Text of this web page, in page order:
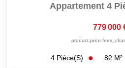
Appartement 4
779 000
4 Pièce(s) 82 M²